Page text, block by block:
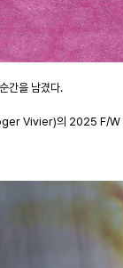
간을 남겼다.
Vivier)의 2025 F/W